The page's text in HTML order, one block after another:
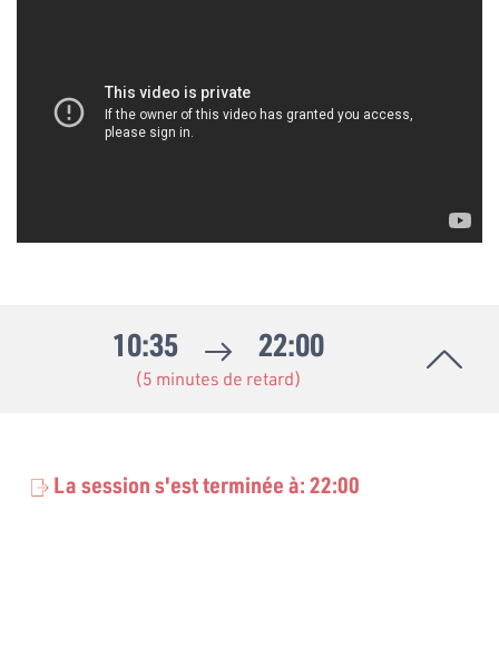
10:35 22:00
(5 minutes de retard)
La session s'est terminée à: 22:00